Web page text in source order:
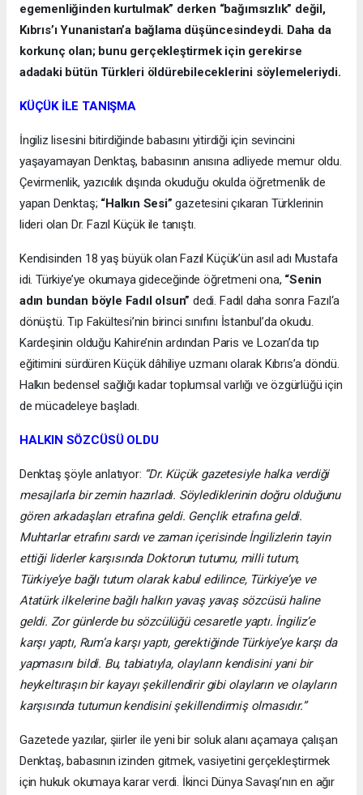
egemenliğinden kurtulmak” derken “bağımsızlık” değil,
Kıbrıs’ı Yunanistan’a bağlama düşüncesindeydi. Daha da
korkunç olan; bunu gerçekleştirmek için gerekirse
adadaki bütün Türkleri öldürebileceklerini söylemeleriydi.
KÜÇÜK İLE TANIŞMA
İngiliz lisesini bitirdiğinde babasını yitirdiği için sevincini
yaşayamayan Denktaş, babasının anısına adliyede memur oldu.
Çevirmenlik, yazıcılık dışında okuduğu okulda öğretmenlik de
yapan Denktaş; “Halkın Sesi”gazetesini çıkaran Türklerinin
lideri olan Dr. Fazıl Küçük ile tanıştı.
Kendisinden 18 yaş büyük olan Fazıl Küçük’ün asıl adı Mustafa
idi. Türkiye’ye okumaya gideceğinde öğretmeni ona, “Senin
adın bundan böyle Fadıl olsun” dedi. Fadıl daha sonra Fazıl‘a
dönüştü. Tıp Fakültesi’nin birinci sınıfını İstanbul’da okudu.
Kardeşinin olduğu Kahire’nin ardından Paris ve Lozan’da tıp
eğitimini sürdüren Küçük dâhiliye uzmanı olarak Kıbrıs’a döndü.
Halkın bedensel sağlığı kadar toplumsal varlığı ve özgürlüğü için
de mücadeleye başladı.
HALKIN SÖZCÜSÜ OLDU
Denktaş şöyle anlatıyor: “Dr. Küçük gazetesiyle halka verdiği
mesajlarla bir zemin hazırladı. Söylediklerinin doğru olduğunu
gören arkadaşları etrafına geldi. Gençlik etrafına geldi.
Muhtarlar etrafını sardı ve zaman içerisinde İngilizlerin tayin
ettiği liderler karşısında Doktorun tutumu, milli tutum,
Türkiye’ye bağlı tutum olarak kabul edilince, Türkiye’ye ve
Atatürk ilkelerine bağlı halkın yavaş yavaş sözcüsü haline
geldi. Zor günlerde bu sözcülüğü cesaretle yaptı. İngiliz’e
karşı yaptı, Rum’a karşı yaptı, gerektiğinde Türkiye’ye karşı da
yapmasını bildi. Bu, tabiatıyla, olayların kendisini yani bir
heykeltıraşın bir kayayı şekillendirir gibi olayların ve olayların
karşısında tutumun kendisini şekillendirmiş olmasıdır.”
Gazetede yazılar, şiirler ile yeni bir soluk alanı açamaya çalışan
Denktaş, babasının izinden gitmek, vasiyetini gerçekleştirmek
için hukuk okumaya karar verdi. İkinci Dünya Savaşı’nın en ağır